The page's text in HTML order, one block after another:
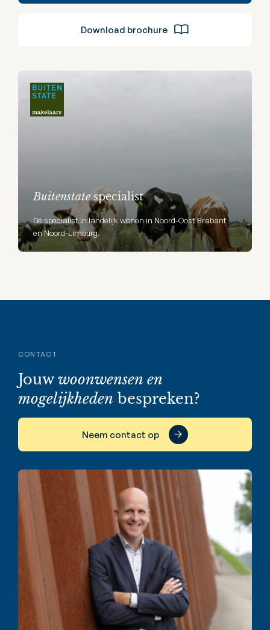
Download brochure
Buitenstatespecialist
Dé specialist in landelijk wonen in Noord-Oost Brabant
en Noord-Limburg.
CONTACT
Jouwwoonwensen en
mogelijkheden bespreken?
Neem contact op